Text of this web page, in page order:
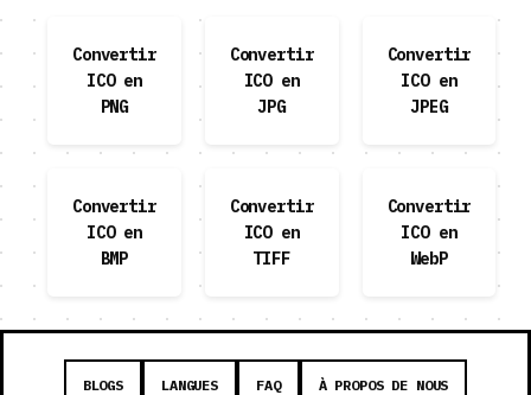
Convertir
ICO en
PNG
Convertir
ICO en
JPG
Convertir
ICO en
JPEG
Convertir
ICO en
BMP
Convertir
ICO en
TIFF
Convertir
ICO en
WebP
BLOGS LANGUES FAQ À PROPOS DE NOUS